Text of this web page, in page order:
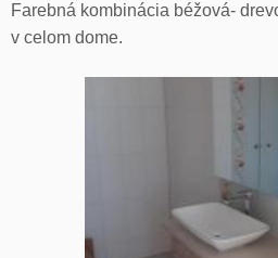
Farebná kombinácia béžová-
v celom dome.